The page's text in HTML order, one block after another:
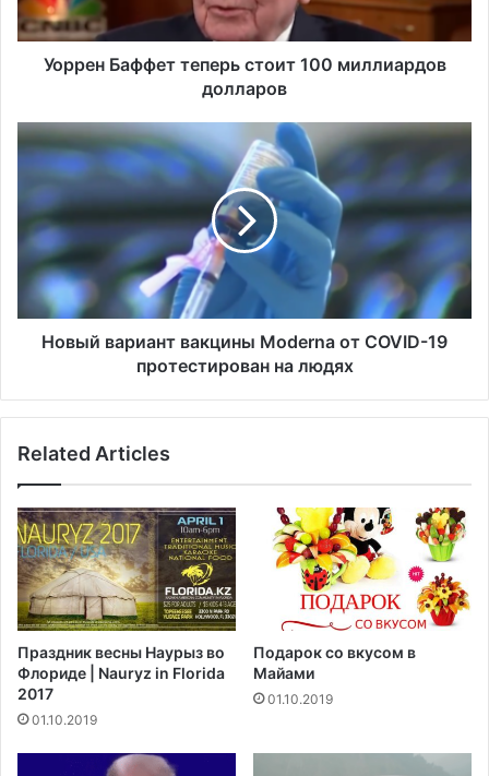
а
ф
т
е
0
м
л
и
а
р
д
о
в
д
о
л
л
Уоррен Баффет теперь стоит 100 миллиардов
долларов
Н
о
и
к
н
ы
M
o
d
r
n
о
т
Новый вариант вакцины Moderna от COVID-19
протестирован на людях
Related Articles
Праздник весны Наурыз во
Флориде | Nauryz in Florida
2017
01.10.2019
Подарок со вкусом в
Майами
01.10.2019